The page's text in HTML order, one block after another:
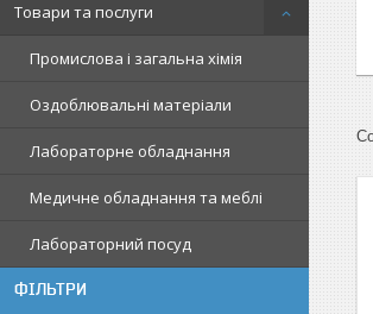
Товари та послуги
Промислова і загальна хімія
Оздоблювальні матеріали
Лабораторне обладнання
Медичне обладнання та меблі
Лабораторний посуд
ФІЛЬТРИ